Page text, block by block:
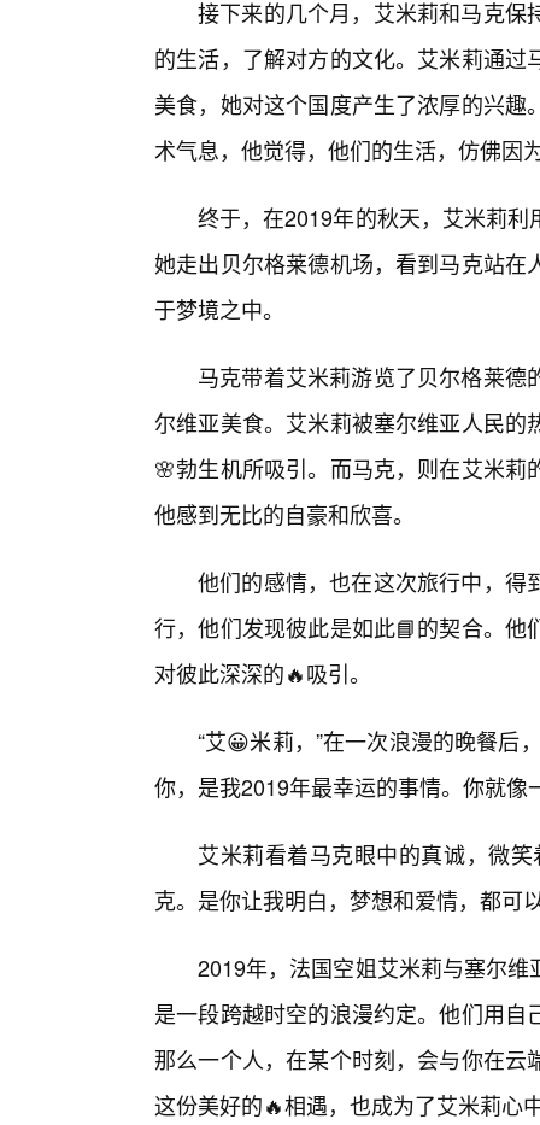
接下来的几个月，艾米莉和马克保
的生活，了解对方的文化。艾米莉通
美食，她对这个国度产生了浓厚的兴
术气息，他觉得，他们的生活，仿佛因
终于，在2019年的秋天，艾米莉
她走出贝尔格莱德机场，看到马克站
于梦境之中。
马克带着艾米莉游览了贝尔格莱
尔维亚美食。艾米莉被塞尔维亚人民
🌸勃生机所吸引。而马克，则在艾米
他感到无比的自豪和欣喜。
他们的感情，也在这次旅行中，得
行，他们发现彼此是如此📘的契合。
对彼此深深的🔥吸引。
“艾😀米莉，”在一次浪漫的晚餐后
你，是我2019年最幸运的事情。你就像
艾米莉看着马克眼中的真诚，微
克。是你让我明白，梦想和爱情，都可
2019年，法国空姐艾米莉与塞尔
是一段跨越时空的浪漫约定。他们用
那么一个人，在某个时刻，会与你在
这份美好的🔥相遇，也成为了艾米莉心